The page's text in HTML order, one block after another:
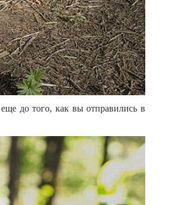
до того, как вы отправились в